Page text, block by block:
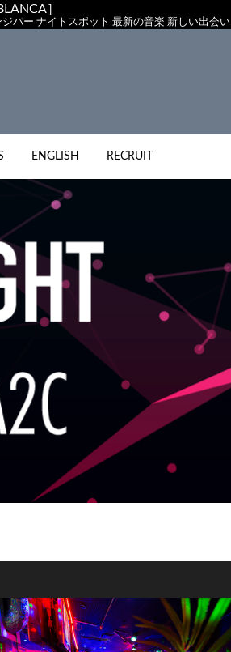
］
バー ナイトスポット 最新の音楽 新しい出会い
ENGLISH RECRUIT